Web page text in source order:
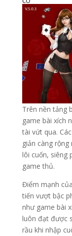
Trên nền tảng
game bài xích
tài vứt qua.
giản càng
lôi cuốn, siêng
game thủ.
Điểm mạnh
tiến vượt bậc
như game bài
luôn đạt được
rầu khi nhập